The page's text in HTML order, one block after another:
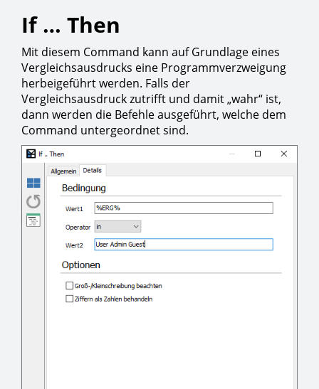
If … Then
Mit diesem Command kann auf Grundlage eines
Vergleichsausdrucks eine Programmverzweigung
herbeigeführt werden. Falls der
Vergleichsausdruck zutrifft und damit „wahr“ ist,
dann werden die Befehle ausgeführt, welche dem
Command untergeordnet sind.